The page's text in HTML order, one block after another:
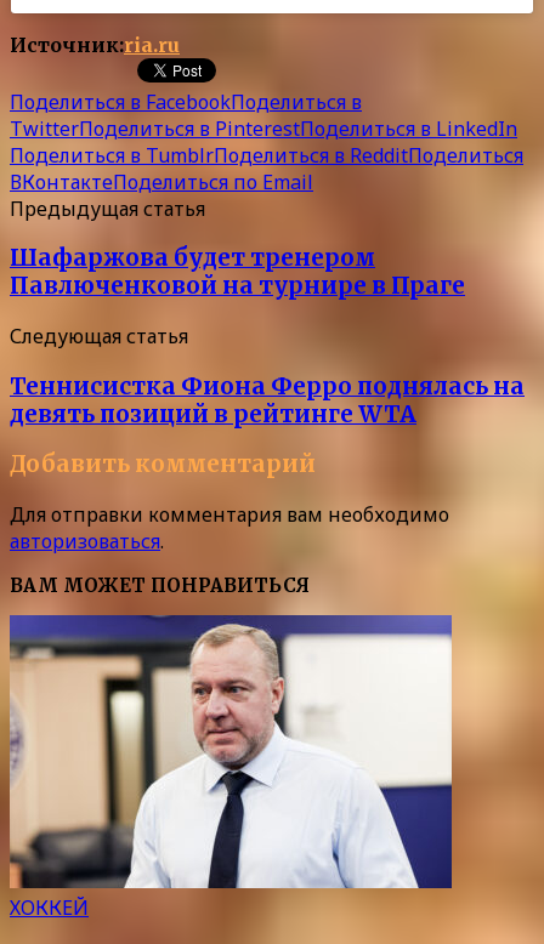
Источник:ria.ru
Поделиться в FacebookПоделиться в
TwitterПоделиться в PinterestПоделиться в LinkedIn
Поделиться в TumblrПоделиться в RedditПоделиться
ВКонтактеПоделиться по Email
Предыдущая статья
Шафаржова будет тренером
Павлюченковой на турнире в Праге
Следующая статья
Теннисистка Фиона Ферро поднялась на
девять позиций в рейтинге WTA
Добавить комментарий
Для отправки комментария вам необходимо
авторизоваться.
ВАМ МОЖЕТ ПОНРАВИТЬСЯ
ХОККЕЙ